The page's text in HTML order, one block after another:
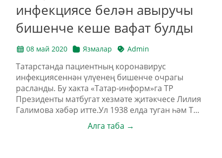
инфекциясе белән авыручы
бишенче кеше вафат булды
08 май 2020 Язмалар Admin
Татарстанда пациентның коронавирус
инфекциясеннән үлүенең бишенче очрагы
расланды. Бу хакта «Татар-информ»га ТР
Президенты матбугат хезмәте җитәкчесе Лилия
Галимова хәбәр итте.Ул 1938 елда туган һәм Т...
Алга таба →